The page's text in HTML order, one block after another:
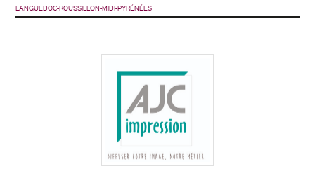
LANGUEDOC-ROUSSILLON-MIDI-PYRÉNÉES